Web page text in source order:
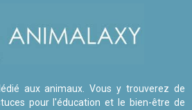
aux animaux. Vous y trouverez de
pour l'éducation et le bien-être de